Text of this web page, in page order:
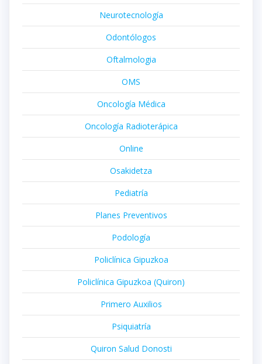
Neurotecnología
Odontólogos
Oftalmologia
OMS
Oncología Médica
Oncología Radioterápica
Online
Osakidetza
Pediatría
Planes Preventivos
Podología
Policlínica Gipuzkoa
Policlínica Gipuzkoa (Quiron)
Primero Auxilios
Psiquiatría
Quiron Salud Donosti